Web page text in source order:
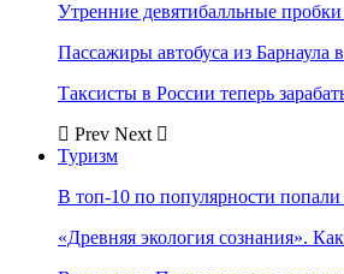
Утренние девятибалльные пробки
Пассажиры автобуса из Барнаула
Таксисты в России теперь
Prev Next
Туризм
В топ-10 по популярности
«Древняя экология сознания».